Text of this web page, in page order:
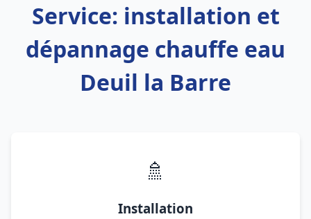
Service: installation et
dépannage chauffe eau
Deuil la Barre
🚿
Installation